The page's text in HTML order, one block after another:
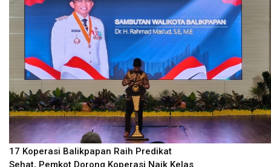
17 Koperasi Balikpapan Raih Predikat
Sehat, Pemkot Dorong Koperasi Naik Kelas